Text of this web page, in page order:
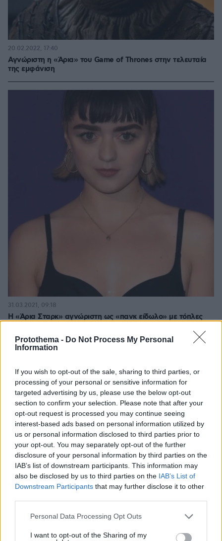
Protothema - Do Not Process My Personal
Information
If you wish to opt-out of the sale, sharing to third parties, or
processing of your personal or sensitive information for
targeted advertising by us, please use the below opt-out
section to confirm your selection. Please note that after your
opt-out request is processed you may continue seeing
interest-based ads based on personal information utilized by
us or personal information disclosed to third parties prior to
your opt-out. You may separately opt-out of the further
disclosure of your personal information by third parties on the
IAB’s list of downstream participants. This information may
also be disclosed by us to third parties on the IAB’s List of
Downstream Participants that may further disclose it to other
Please note that this website/app uses one or more Google
not limited to your visit or usage behaviour. You may click to
Personal Data Processing Opt Outs
I want to opt-out of the Sharing of my
Αγνώριστη η «Άρια» του Game of Thrones στην τελευταία
της εμφάνιση
20.02.2022, 17:40
Η «Άρια Σταρκ» αγνώριστη ως «πανκ είδωλο» με τόπλες
31.03.2021, 09:18